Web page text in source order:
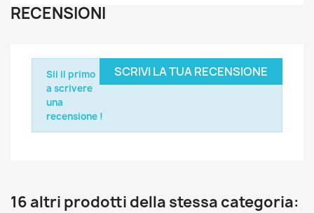
RECENSIONI
SCRIVI LA TUA RECENSIONE
Sii il primo
a scrivere
una
recensione !
16 altri prodotti della stessa categoria: